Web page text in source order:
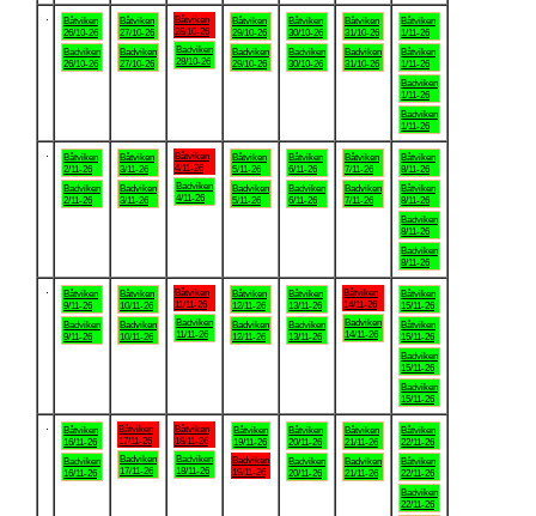
Båtviken
26/10-26
Badviken
26/10-26
Båtviken
27/10-26
Badviken
27/10-26
Båtviken
28/10-26
Badviken
28/10-26
Båtviken
29/10-26
Badviken
29/10-26
Båtviken
30/10-26
Badviken
30/10-26
Båtviken
31/10-26
Badviken
31/10-26
Båtviken
1/11-26
Båtviken
1/11-26
Badviken
1/11-26
Badviken
1/11-26
Båtviken
2/11-26
Badviken
2/11-26
Båtviken
3/11-26
Badviken
3/11-26
Båtviken
4/11-26
Badviken
4/11-26
Båtviken
5/11-26
Badviken
5/11-26
Båtviken
6/11-26
Badviken
6/11-26
Båtviken
7/11-26
Badviken
7/11-26
Båtviken
8/11-26
Båtviken
8/11-26
Badviken
8/11-26
Badviken
8/11-26
Båtviken
9/11-26
Badviken
9/11-26
Båtviken
10/11-26
Badviken
10/11-26
Båtviken
11/11-26
Badviken
11/11-26
Båtviken
12/11-26
Badviken
12/11-26
Båtviken
13/11-26
Badviken
13/11-26
Båtviken
14/11-26
Badviken
14/11-26
Båtviken
15/11-26
Båtviken
15/11-26
Badviken
15/11-26
Badviken
15/11-26
Båtviken
16/11-26
Badviken
16/11-26
Båtviken
17/11-26
Badviken
17/11-26
Båtviken
18/11-26
Badviken
18/11-26
Båtviken
19/11-26
Badviken
19/11-26
Båtviken
20/11-26
Badviken
20/11-26
Båtviken
21/11-26
Badviken
21/11-26
Båtviken
22/11-26
Båtviken
22/11-26
Badviken
22/11-26